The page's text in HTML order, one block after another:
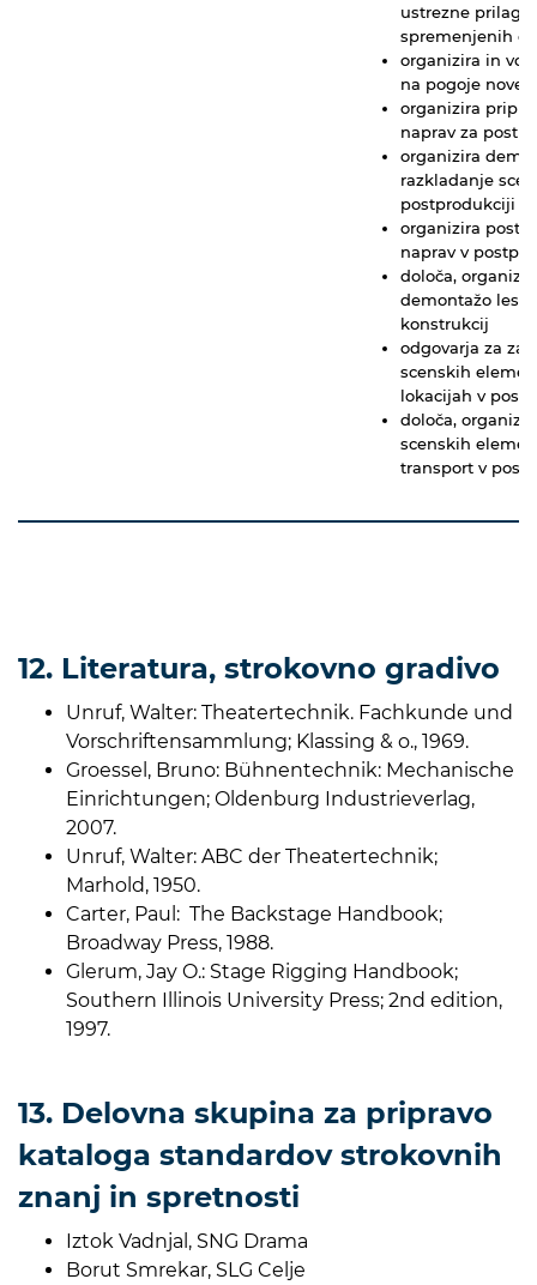
ustrezne
spremenjenih
organizira in
na pogoje
organizira
naprav za
organizira
razkladanje
postprodukciji
organizira
naprav v
določa,
demontažo
konstrukcij
odgovarja za
scenskih
lokacijah v
določa,
scenskih
transport v
12. Literatura, strokovno gradivo
Unruf, Walter: Theatertechnik. Fachkunde und
Vorschriftensammlung; Klassing & o., 1969.
Groessel, Bruno: Bühnentechnik: Mechanische
Einrichtungen; Oldenburg Industrieverlag,
2007.
Unruf, Walter: ABC der Theatertechnik;
Marhold, 1950.
Carter, Paul: The Backstage Handbook;
Broadway Press, 1988.
Glerum, Jay O.: Stage Rigging Handbook;
Southern Illinois University Press; 2nd edition,
1997.
13. Delovna skupina za pripravo
kataloga standardov strokovnih
znanj in spretnosti
Iztok Vadnjal, SNG Drama
Borut Smrekar, SLG Celje